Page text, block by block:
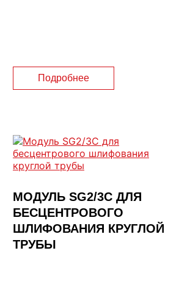
Подробнее
МОДУЛЬ SG2/3C ДЛЯ
БЕСЦЕНТРОВОГО
ШЛИФОВАНИЯ КРУГЛОЙ
ТРУБЫ